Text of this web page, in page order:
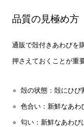
品質の見極め方
通販で殻付きあわびを
押さえておくことが重
殻の状態：殻にひび
色合い：新鮮なあわ
匂い：新鮮なあわび